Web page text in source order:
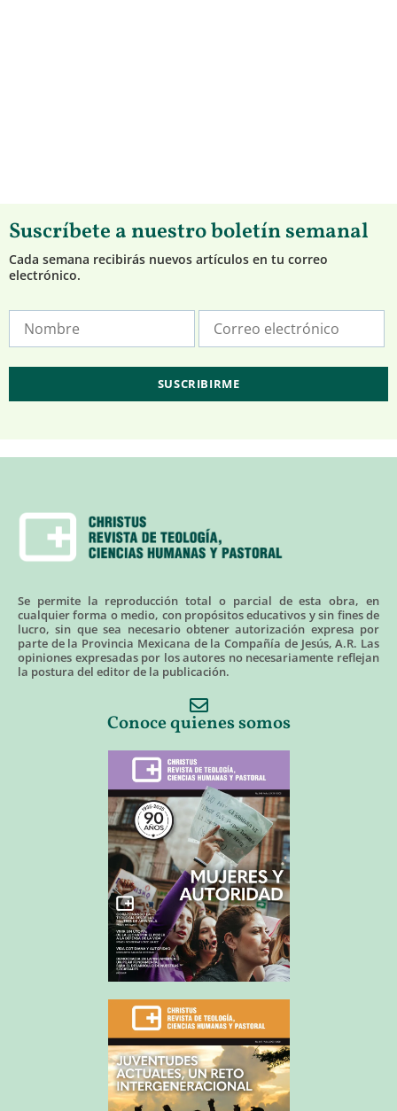
Suscríbete a nuestro boletín semanal
Cada semana recibirás nuevos artículos en tu correo
electrónico.
Se permite la reproducción total o parcial de esta obra, en
cualquier forma o medio, con propósitos educativos y sin fines de
lucro, sin que sea necesario obtener autorización expresa por
parte de la Provincia Mexicana de la Compañía de Jesús, A.R. Las
opiniones expresadas por los autores no necesariamente reflejan
la postura del editor de la publicación.
Conoce quienes somos